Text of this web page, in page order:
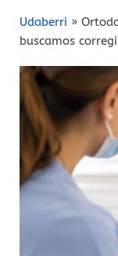
Udaberri »
buscamos